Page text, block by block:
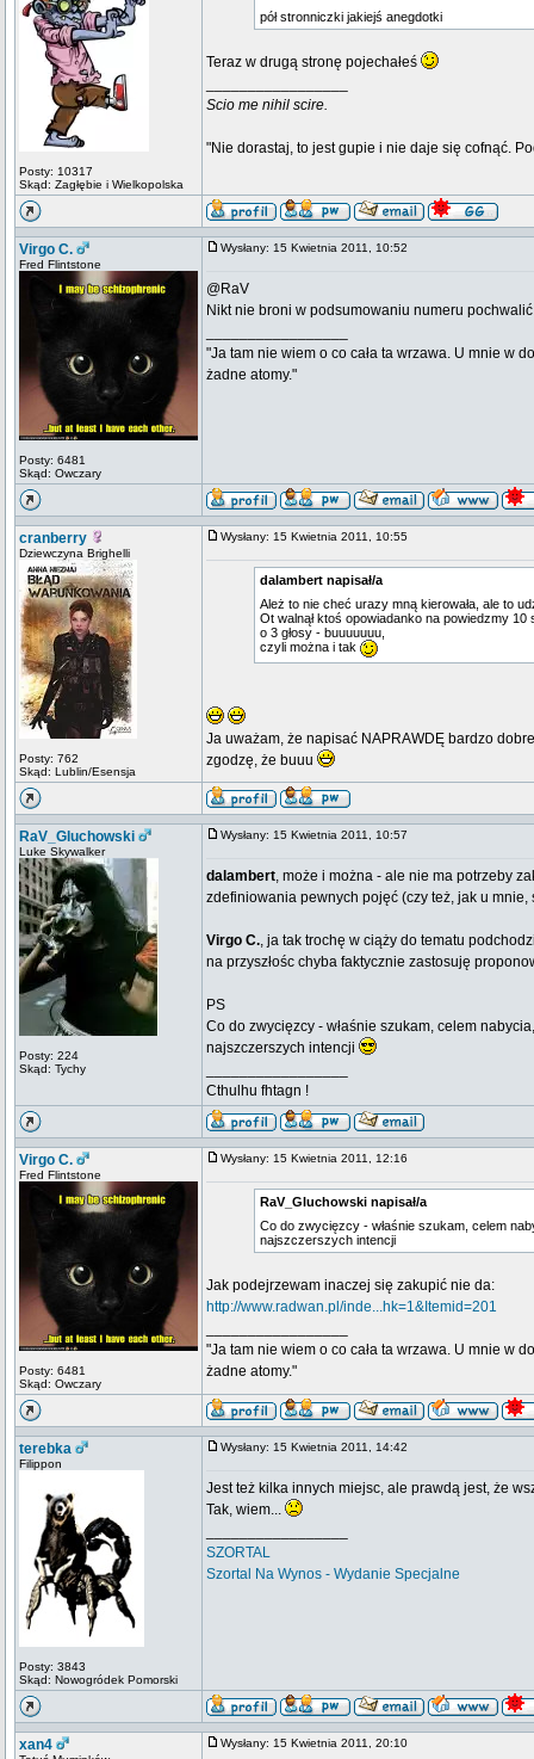
Posty: 10317
Skąd: Zagłębie i Wielkopolska
pół stronniczki jakiejś anegdotki
Teraz w drugą stronę pojechałeś
Scio me nihil scire.
"Nie dorastaj, to jest gupie i nie daje się cofnąć.
Virgo C.
Fred Flintstone
Posty: 6481
Skąd: Owczary
Wysłany: 15 Kwietnia 2011, 10:52
@RaV
Nikt nie broni w podsumowaniu numeru
"Ja tam nie wiem o co cała ta wrzawa. U mnie w
żadne atomy."
cranberry
Dziewczyna Brighelli
Posty: 762
Skąd: Lublin/Esensja
Wysłany: 15 Kwietnia 2011, 10:55
dalambert napisał/a
Ależ to nie cheć urazy mną kierowała, ale to
Ot walnął ktoś opowiadanko na powiedzmy
o 3 głosy - buuuuuuu,
czyli można i tak
Ja uważam, że napisać NAPRAWDĘ bardzo
zgodzę, że buuu
RaV_Gluchowski
Luke Skywalker
Posty: 224
Skąd: Tychy
Wysłany: 15 Kwietnia 2011, 10:57
dalambert, może i można - ale nie ma potrzeby
zdefiniowania pewnych pojęć (czy też, jak u
Virgo C., ja tak trochę w ciąży do tematu
na przyszłośc chyba faktycznie zastosuję
PS
Co do zwycięzcy - właśnie szukam, celem
najszczerszych intencji
Cthulhu fhtagn !
Virgo C.
Fred Flintstone
Posty: 6481
Skąd: Owczary
Wysłany: 15 Kwietnia 2011, 12:16
RaV_Gluchowski napisał/a
Co do zwycięzcy - właśnie szukam, celem
najszczerszych intencji
Jak podejrzewam inaczej się zakupić nie da:
http://www.radwan.pl/inde...hk=1&Itemid=201
"Ja tam nie wiem o co cała ta wrzawa. U mnie w
żadne atomy."
terebka
Filippon
Posty: 3843
Skąd: Nowogródek Pomorski
Wysłany: 15 Kwietnia 2011, 14:42
Jest też kilka innych miejsc, ale prawdą jest, że
Tak, wiem...
SZORTAL
Szortal Na Wynos - Wydanie Specjalne
xan4 Wysłany: 15 Kwietnia 2011, 20:10